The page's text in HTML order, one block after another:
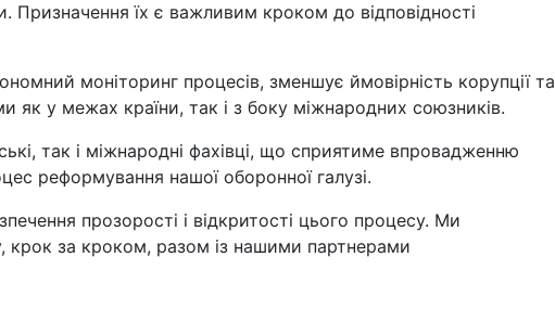
Призначення їх є важливим кроком до відповідності
моніторинг процесів, зменшує ймовірність корупції та
як у межах країни, так і з боку міжнародних союзників.
так і міжнародні фахівці, що сприятиме впровадженню
реформування нашої оборонної галузі.
прозорості і відкритості цього процесу. Ми
крок за кроком, разом із нашими партнерами